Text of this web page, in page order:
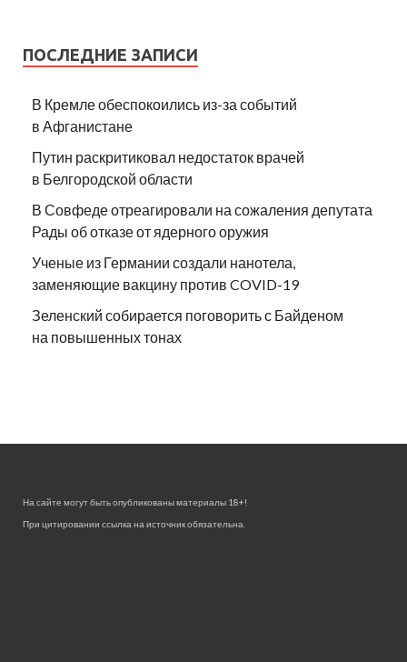
ПОСЛЕДНИЕ ЗАПИСИ
В Кремле обеспокоились из-за событий
в Афганистане
Путин раскритиковал недостаток врачей
в Белгородской области
В Совфеде отреагировали на сожаления депутата
Рады об отказе от ядерного оружия
Ученые из Германии создали нанотела,
заменяющие вакцину против COVID-19
Зеленский собирается поговорить с Байденом
на повышенных тонах
На сайте могут быть опубликованы материалы 18+!
При цитировании ссылка на источник обязательна.